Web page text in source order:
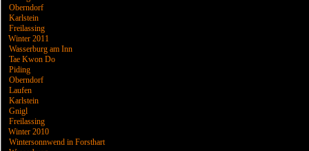
Oberndorf
Karlstein
Freilassing
Winter 2011
Wasserburg am Inn
Tae Kwon Do
Piding
Oberndorf
Laufen
Karlstein
Gnigl
Freilassing
Winter 2010
Wintersonnwend in Forsthart